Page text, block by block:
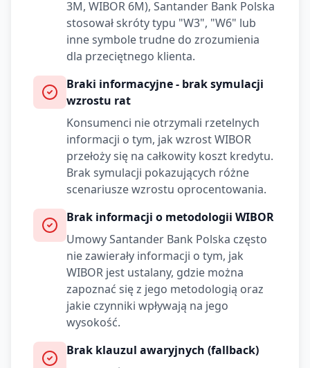
3M, WIBOR 6M), Santander Bank Polska
stosował skróty typu "W3", "W6" lub
inne symbole trudne do zrozumienia
dla przeciętnego klienta.
Braki informacyjne - brak symulacji
wzrostu rat
Konsumenci nie otrzymali rzetelnych
informacji o tym, jak wzrost WIBOR
przełoży się na całkowity koszt kredytu.
Brak symulacji pokazujących różne
scenariusze wzrostu oprocentowania.
Brak informacji o metodologii WIBOR
UmowySantander Bank Polska często
nie zawierały informacji o tym, jak
WIBOR jest ustalany, gdzie można
zapoznać się z jego metodologią oraz
jakie czynniki wpływają na jego
wysokość.
Brak klauzul awaryjnych (fallback)